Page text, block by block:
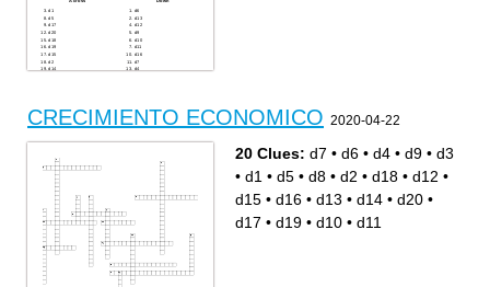
d1
d5
d17
d20
d18
d19
d15
d2
d14
d6
d13
d12
d9
d10
d11
d16
d7
d4
CRECIMIENTO ECONOMICO 2020-04-22
20 Clues: d7 • d6 • d4 • d9 • d3
• d1 • d5 • d8 • d2 • d18 • d12 •
d15 • d16 • d13 • d14 • d20 •
d17 • d19 • d10 • d11